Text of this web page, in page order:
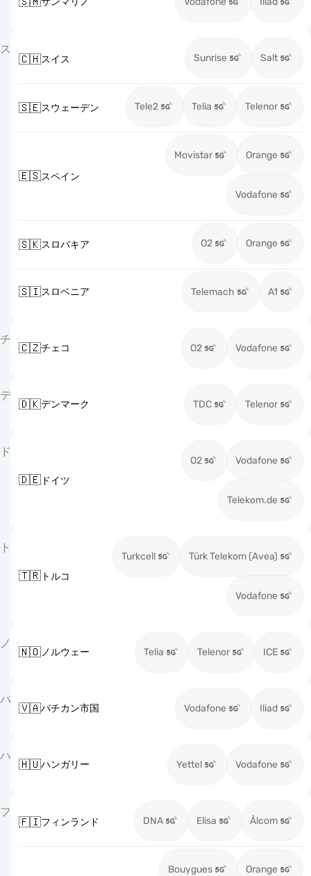
ス
🇨🇭スイス Sunrise Salt
🇸🇪スウェーデン Tele2 Telia Telenor
🇪🇸スペイン
Movistar Orange
Vodafone
🇸🇰スロバキア O2 Orange
🇸🇮スロベニア Telemach A1
チ
🇨🇿チェコ O2 Vodafone
デ
🇩🇰デンマーク TDC Telenor
ド
🇩🇪ドイツ
O2 Vodafone
Telekom.de
ト
🇹🇷トルコ
Turkcell Türk Telekom (Avea)
Vodafone
ノ
🇳🇴ノルウェー Telia Telenor ICE
バ
🇻🇦バチカン市国 Vodafone Iliad
ハ
🇭🇺ハンガリー Yettel Vodafone
フ
🇫🇮フィンランド DNA Elisa Ålcom
Bouygues Orange